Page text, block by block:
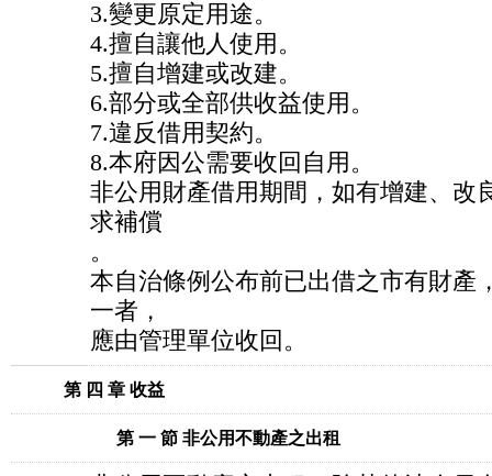
3.變更原定用途。
4.擅自讓他人使用。
5.擅自增建或改建。
6.部分或全部供收益使用。
7.違反借用契約。
8.本府因公需要收回自用。
非公用財產借用期間，如有增建、改
求補償
。
本自治條例公布前已出借之市有財產
一者，
應由管理單位收回。
第 四 章 收益
第 一 節 非公用不動產之出租